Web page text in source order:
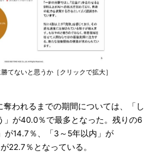
てないと思うか［クリックで拡大］
われるまでの期間については、「し
」が40.0％で最多となった。残りの6
が14.7％、「3～5年以内」が
22.7％となっている。